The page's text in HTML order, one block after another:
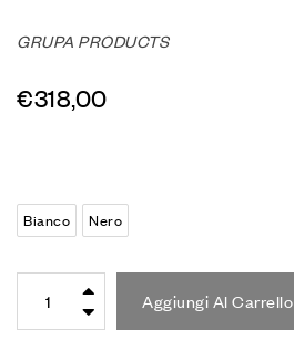
GRUPA PRODUCTS
€318,00
Bianco Nero
Aggiungi Al Carrello